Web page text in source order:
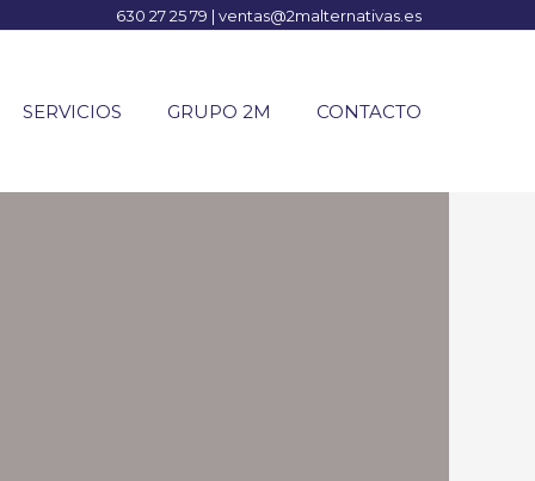
630 27 25 79 | ventas@2malternativas.es
SERVICIOS GRUPO 2M CONTACTO